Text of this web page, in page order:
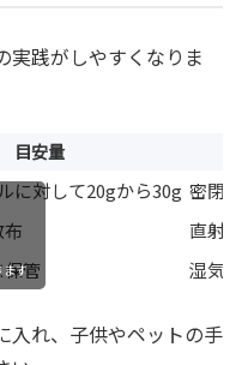
実践がしやすくなりま
目安量
に対して20gから30g 密閉
直射
保管 湿気
ます
入れ、子供やペットの手